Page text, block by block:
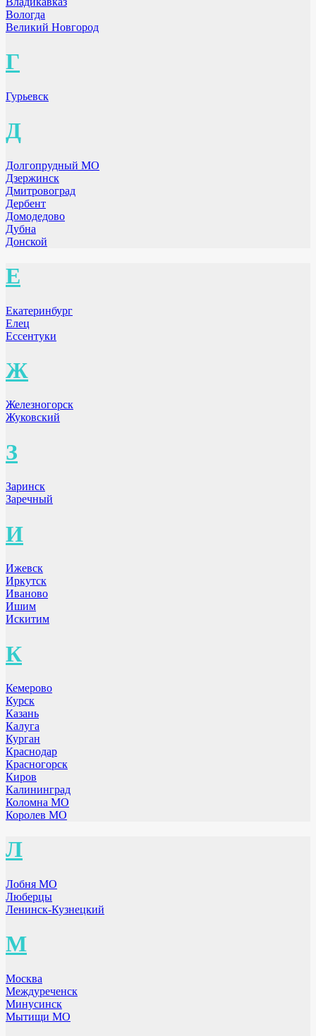
Вологда
Великий Новгород
Г
Гурьевск
Д
Долгопрудный МО
Дзержинск
Дмитровоград
Дербент
Домодедово
Дубна
Донской
Е
Екатеринбург
Елец
Ессентуки
Ж
Железногорск
Жуковский
З
Заринск
Заречный
И
Ижевск
Иркутск
Иваново
Ишим
Искитим
К
Кемерово
Курск
Казань
Калуга
Курган
Краснодар
Красногорск
Киров
Калининград
Коломна МО
Королев МО
Л
Лобня МО
Люберцы
Ленинск-Кузнецкий
М
Москва
Междуреченск
Минусинск
Мытищи МО